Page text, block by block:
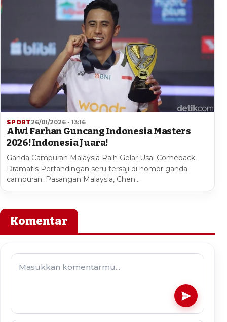
SPORT 26/01/2026 - 13:16
Alwi Farhan Guncang Indonesia Masters
2026! Indonesia Juara!
Ganda Campuran Malaysia Raih Gelar Usai Comeback
Dramatis Pertandingan seru tersaji di nomor ganda
campuran. Pasangan Malaysia, Chen…
Komentar